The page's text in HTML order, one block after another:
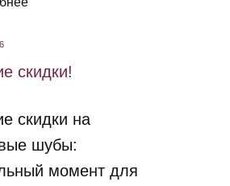
скидки!
скидки на
шубы:
момент для